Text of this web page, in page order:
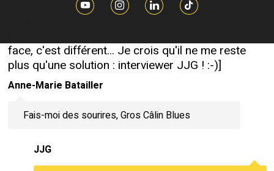
chose. Je crois simpelement que si j'avais soumis
face, c'est différent... Je crois qu'il ne me reste
plus qu'une solution : interviewer JJG ! :-)]
Anne-Marie Batailler
Fais-moi des sourires, Gros Câlin Blues
JJG